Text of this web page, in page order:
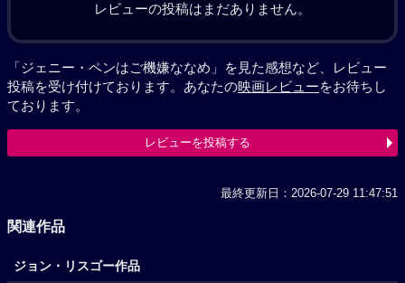
レビューの投稿はまだありません。
「ジェニー・ペンはご機嫌ななめ」を見た感想など、レビュー
投稿を受け付けております。あなたの映画レビューをお待ちし
ております。
レビューを投稿する
最終更新日：2026-07-29 11:47:51
関連作品
ジョン・リスゴー作品